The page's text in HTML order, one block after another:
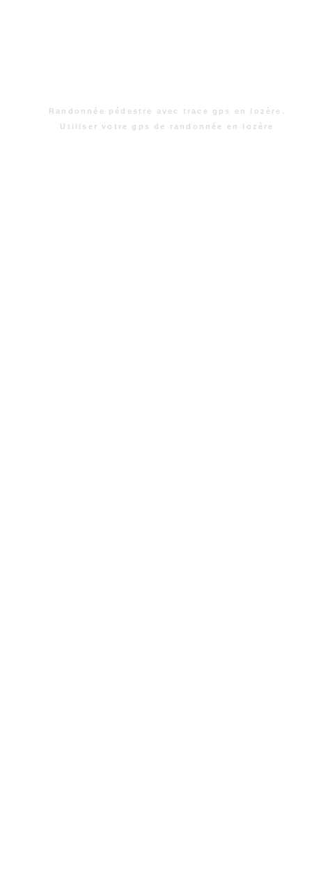
Randonnée pédestre avec trace gps en lozère.
Utiliser votre gps de randonnée en lozère